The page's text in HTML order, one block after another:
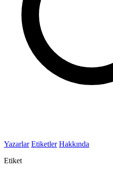
Yazarlar Etiketler Hakkında
Etiket